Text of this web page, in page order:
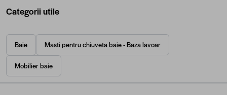
Categorii utile
Baie Masti pentru chiuveta baie - Baza lavoar
Mobilier baie